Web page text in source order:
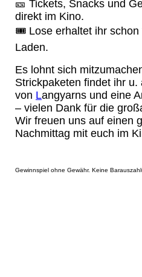
🎫 Tickets, Snacks und
direkt im Kino.
🎟️ Lose erhaltet ihr schon
Laden.
Es lohnt sich
Strickpaketen findet ihr
von Langyarns und eine
– vielen Dank für die
Wir freuen uns auf einen
Nachmittag mit euch im
Gewinnspiel ohne Gewähr. Keine